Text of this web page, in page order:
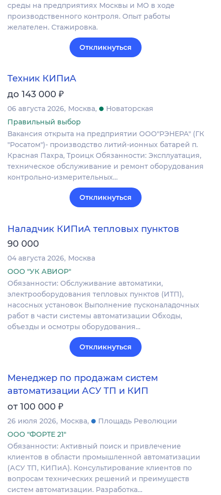
среды на предприятиях Москвы и МО в ходе
производственного контроля. Опыт работы
желателен. Стажировка.
Откликнуться
Техник КИПиА
до 143 000 ₽
06 августа 2026 Москва
Новаторская
Правильный выбор
Вакансия открыта на предприятии ООО"РЭНЕРА" (ГК
"Росатом")- производство литий-ионных батарей п.
Красная Пахра, Троицк Обязанности: Эксплуатация,
техническое обслуживание и ремонт оборудования
контрольно-измерительных…
Откликнуться
Наладчик КИПиА тепловых пунктов
90 000
04 августа 2026 Москва
ООО "УК АВИОР"
Обязанности: Обслуживание автоматики,
электрооборудования тепловых пунктов (ИТП),
насосных установок Выполнение пусконаладочных
работ в части системы автоматизации Обходы,
объезды и осмотры оборудования…
Откликнуться
Менеджер по продажам систем
автоматизации АСУ ТП и КИП
от 100 000 ₽
26 июля 2026 Москва
Площадь Революции
ООО "ФОРТЕ 21"
Обязанности: Активный поиск и привлечение
клиентов в области промышленной автоматизации
(АСУ ТП, КИПиА). Консультирование клиентов по
вопросам технических решений и преимуществ
систем автоматизации. Разработка…